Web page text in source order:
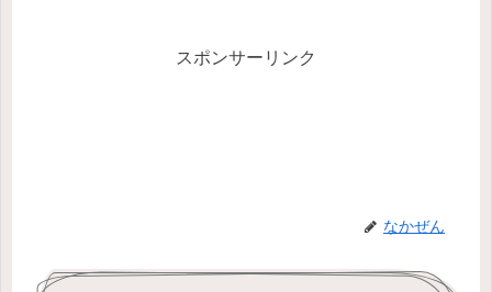
スポンサーリンク
なかぜん